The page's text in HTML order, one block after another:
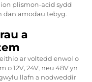
plismon-acid sydd
dan amodau tebyg.
a
ar voltedd enwol o
o 12V, 24V, neu 48V yn
llafn a nodweddir